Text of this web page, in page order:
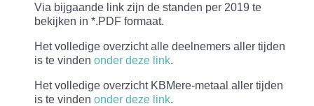
Via bijgaande link zijn de standen per 2019 te
bekijken in *.PDF formaat.
Het volledige overzicht alle deelnemers aller tijden
is te vinden onder deze link.
Het volledige overzicht KBMere-metaal aller tijden
is te vinden onder deze link.